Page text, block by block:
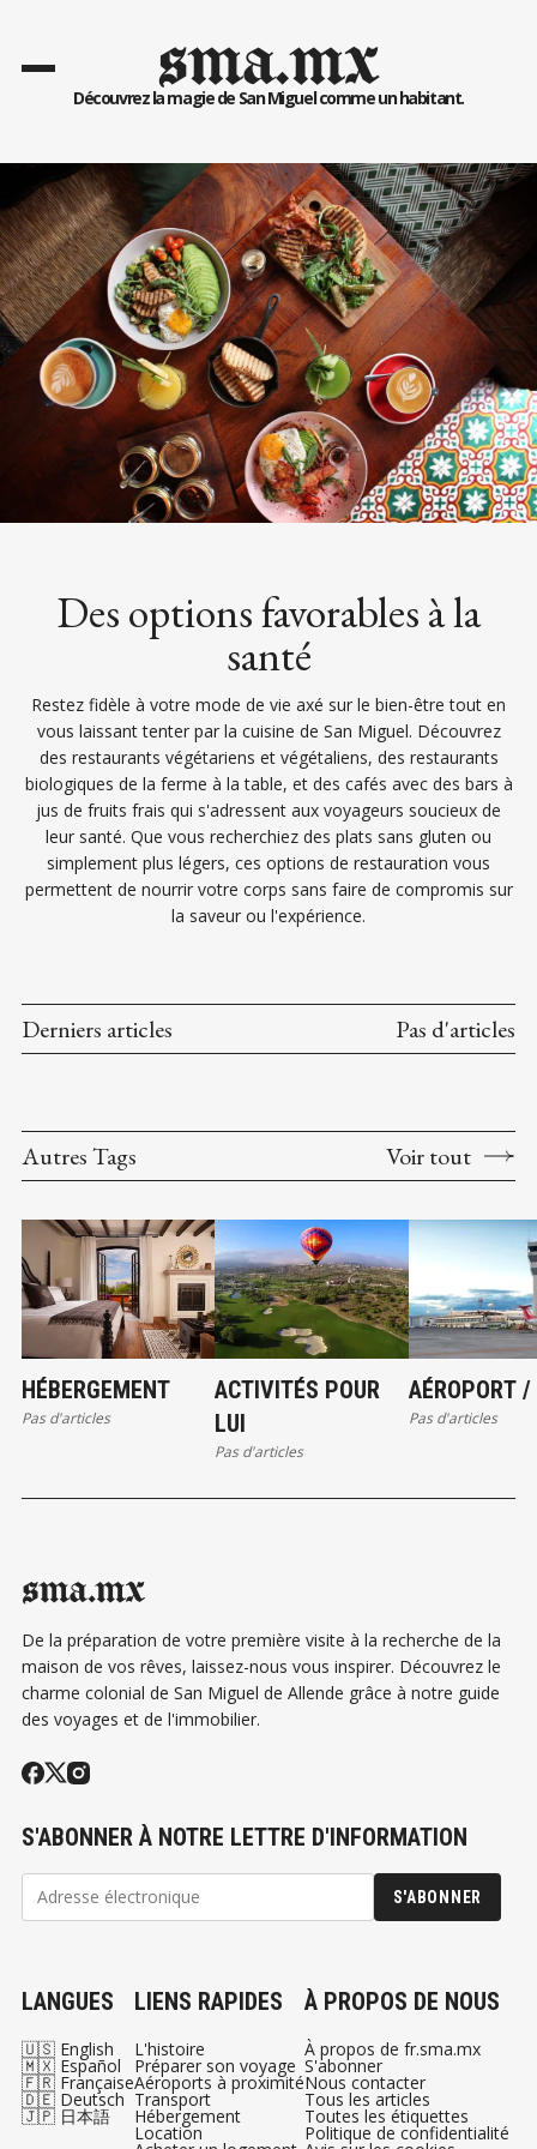
sma.mx
Découvrez la magie de San Miguel comme un habitant.
Des options favorables à la
santé
Restez fidèle à votre mode de vie axé sur le bien-être tout en
vous laissant tenter par la cuisine de San Miguel. Découvrez
des restaurants végétariens et végétaliens, des restaurants
biologiques de la ferme à la table, et des cafés avec des bars à
jus de fruits frais qui s'adressent aux voyageurs soucieux de
leur santé. Que vous recherchiez des plats sans gluten ou
simplement plus légers, ces options de restauration vous
permettent de nourrir votre corps sans faire de compromis sur
la saveur ou l'expérience.
Derniers articles Pas d'articles
Autres Tags Voir tout
HÉBERGEMENT
Pas d'articles
ACTIVITÉS POUR
LUI
Pas d'articles
AÉROPORT
Pas d'articles
sma.mx
De la préparation de votre première visite à la recherche de la
maison de vos rêves, laissez-nous vous inspirer. Découvrez le
charme colonial de San Miguel de Allende grâce à notre guide
des voyages et de l'immobilier.
S'ABONNER À NOTRE LETTRE D'INFORMATION
S'ABONNER
LANGUES
🇺🇸 English
🇲🇽 Español
🇫🇷 Française
🇩🇪 Deutsch
🇯🇵 日本語
LIENS RAPIDES
L'histoire
Préparer son voyage
Aéroports à proximité
Transport
Hébergement
Location
À PROPOS DE NOUS
À propos de fr.sma.mx
S'abonner
Nous contacter
Tous les articles
Toutes les étiquettes
Politique de confidentialité